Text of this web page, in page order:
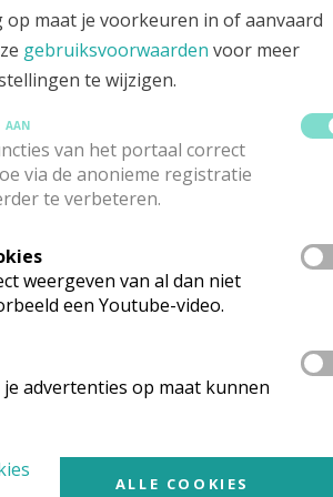
Dzvinha
STER DER ZEE KOKSIJDE-NIEUWPOORT
ZUSTERS BERNARDINNEN
, en druivenwijding in
IN DE DRUIVENSTREEK
maat je voorkeuren in of aanvaard
gebruiksvoorwaarden voor meer
te wijzigen.
AAN
van het portaal correct
via de anonieme registratie
te verbeteren.
weergeven van al dan niet
een Youtube-video.
advertenties op maat kunnen
ALLE COOKIES